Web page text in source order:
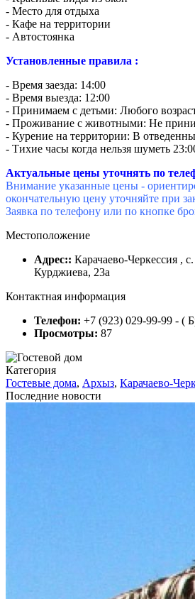
- Место для отдыха
- Кафе на территории
- Автостоянка
Установленные правила :
- Время заезда: 14:00
- Время выезда: 12:00
- Принимаем с детьми: Любого
- Проживание с животными: Не
- Курение на территории: В
- Тихие часы когда нельзя шуметь
Актуальные цены уточнять по
Внимание указанные цены -
окончательную цену уточняйте при
Заявка по телефону или по кнопке
Местоположение
Адрес:: Карачаево-Черкессия ,
Курджиева, 23а
Контактная информация
Телефон: +7 (923) 029-99-99 - (
Просмотры: 87
Категория
Гостевые дома, Архыз, Карачаево-
Последние новости